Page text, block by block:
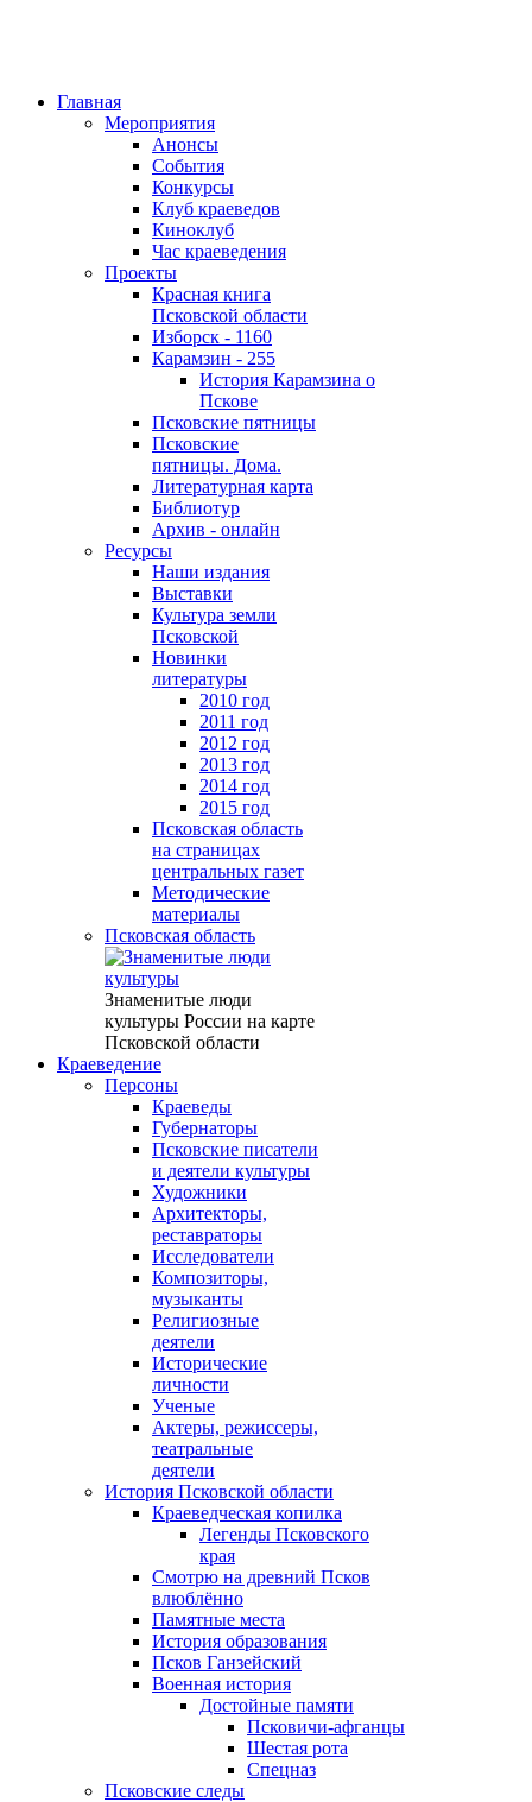
Главная
Мероприятия
Анонсы
События
Конкурсы
Клуб краеведов
Киноклуб
Час краеведения
Проекты
Красная книга
Псковской области
Изборск - 1160
Карамзин - 255
История Карамзина о
Пскове
Псковские пятницы
Псковские
пятницы. Дома.
Литературная карта
Библиотур
Архив - онлайн
Ресурсы
Наши издания
Выставки
Культура земли
Псковской
Новинки
литературы
2010 год
2011 год
2012 год
2013 год
2014 год
2015 год
Псковская область
на страницах
центральных газет
Методические
материалы
Псковская область
Знаменитые люди
культуры России на карте
Псковской области
Краеведение
Персоны
Краеведы
Губернаторы
Псковские писатели
и деятели культуры
Художники
Архитекторы,
реставраторы
Исследователи
Композиторы,
музыканты
Религиозные
деятели
Исторические
личности
Ученые
Актеры, режиссеры,
театральные
деятели
История Псковской области
Краеведческая копилка
Легенды Псковского
края
Смотрю на древний Псков
влюблённо
Памятные места
История образования
Псков Ганзейский
Военная история
Достойные памяти
Псковичи-афганцы
Шестая рота
Спецназ
Псковские следы